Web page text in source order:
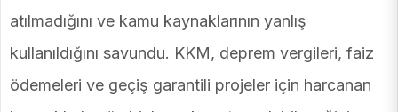
atılmadığını ve kamu kaynaklarının yanlış
kullanıldığını savundu. KKM, deprem vergileri, faiz
ödemeleri ve geçiş garantili projeler için harcanan